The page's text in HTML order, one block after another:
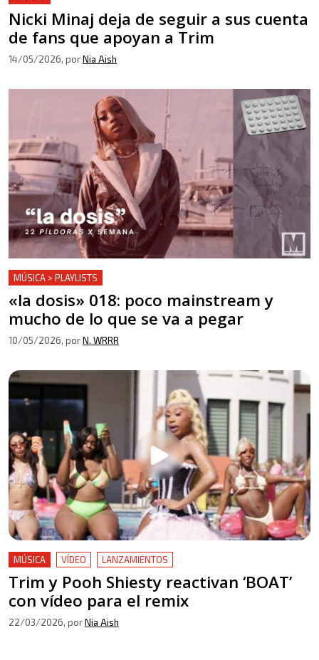
Nicki Minaj deja de seguir a sus cuenta
de fans que apoyan a Trim
14/05/2026, porNia Aish
MÚSICA > PLAYLISTS
«la dosis» 018: poco mainstream y
mucho de lo que se va a pegar
10/05/2026, porN. WRRR
MÚSICA VÍDEO LANZAMIENTOS
Trim y Pooh Shiesty reactivan ‘BOAT’
con vídeo para el remix
22/03/2026, porNia Aish